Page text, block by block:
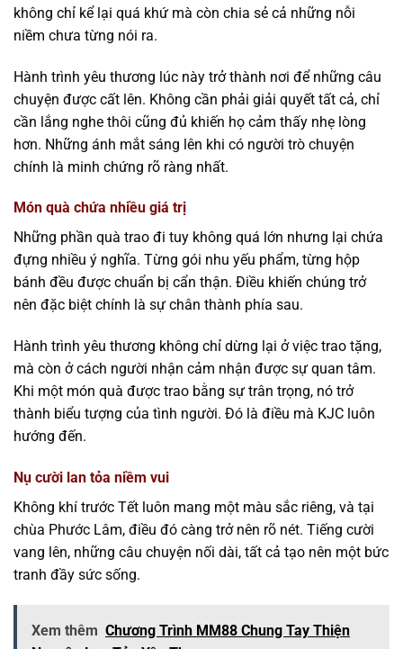
không chỉ kể lại quá khứ mà còn chia sẻ cả những nỗi
niềm chưa từng nói ra.
Hành trình yêu thương lúc này trở thành nơi để những câu
chuyện được cất lên. Không cần phải giải quyết tất cả, chỉ
cần lắng nghe thôi cũng đủ khiến họ cảm thấy nhẹ lòng
hơn. Những ánh mắt sáng lên khi có người trò chuyện
chính là minh chứng rõ ràng nhất.
Món quà chứa nhiều giá trị
Những phần quà trao đi tuy không quá lớn nhưng lại chứa
đựng nhiều ý nghĩa. Từng gói nhu yếu phẩm, từng hộp
bánh đều được chuẩn bị cẩn thận. Điều khiến chúng trở
nên đặc biệt chính là sự chân thành phía sau.
Hành trình yêu thương không chỉ dừng lại ở việc trao tặng,
mà còn ở cách người nhận cảm nhận được sự quan tâm.
Khi một món quà được trao bằng sự trân trọng, nó trở
thành biểu tượng của tình người. Đó là điều mà KJC luôn
hướng đến.
Nụ cười lan tỏa niềm vui
Không khí trước Tết luôn mang một màu sắc riêng, và tại
chùa Phước Lâm, điều đó càng trở nên rõ nét. Tiếng cười
vang lên, những câu chuyện nối dài, tất cả tạo nên một bức
tranh đầy sức sống.
Xem thêm Chương Trình MM88 Chung Tay Thiện